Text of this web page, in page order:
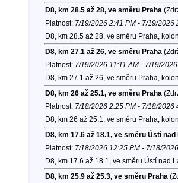
D8, km 28.5 až 28, ve směru Praha
Platnost: 7/19/2026 2:41 PM - 7/19/2026
D8, km 28.5 až 28, ve směru Praha,
D8, km 27.1 až 26, ve směru Praha
Platnost: 7/19/2026 11:11 AM - 7/19/
D8, km 27.1 až 26, ve směru Praha,
D8, km 26 až 25.1, ve směru Praha
Platnost: 7/18/2026 2:25 PM - 7/18/2026
D8, km 26 až 25.1, ve směru Praha,
D8, km 17.6 až 18.1, ve směru Ústí nad
Platnost: 7/18/2026 12:25 PM - 7/18/
D8, km 17.6 až 18.1, ve směru Ústí nad
D8, km 25.9 až 25.3, ve směru Praha